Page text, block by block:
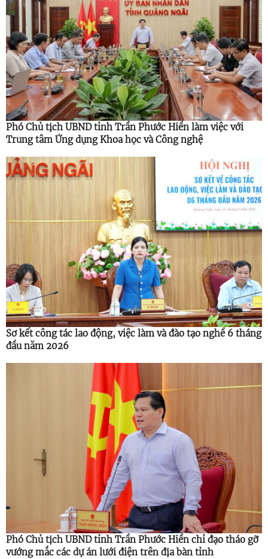
Phó Chủ tịch UBND tỉnh Trần Phước Hiền làm việc với
Trung tâm Ứng dụng Khoa học và Công nghệ
Sơ kết công tác lao động, việc làm và đào tạo nghề 6 tháng
đầu năm 2026
Phó Chủ tịch UBND tỉnh Trần Phước Hiền chỉ đạo tháo gỡ
vướng mắc các dự án lưới điện trên địa bàn tỉnh